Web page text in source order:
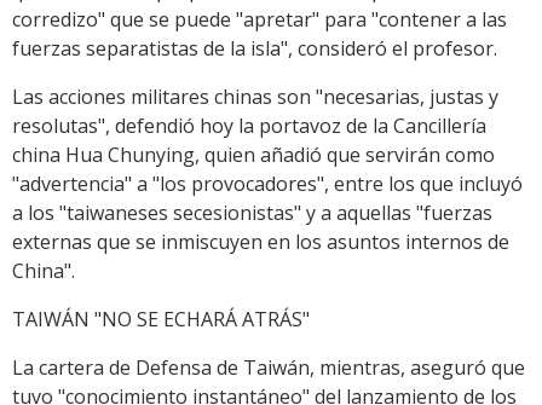
corredizo" que se puede "apretar" para "contener a las
fuerzas separatistas de la isla", consideró el profesor.
Las acciones militares chinas son "necesarias, justas y
resolutas", defendió hoy la portavoz de la Cancillería
china Hua Chunying, quien añadió que servirán como
"advertencia" a "los provocadores", entre los que incluyó
a los "taiwaneses secesionistas" y a aquellas "fuerzas
externas que se inmiscuyen en los asuntos internos de
China".
TAIWÁN "NO SE ECHARÁ ATRÁS"
La cartera de Defensa de Taiwán, mientras, aseguró que
tuvo "conocimiento instantáneo" del lanzamiento de los